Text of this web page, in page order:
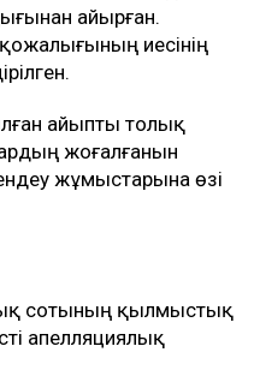
айырған.
иесінің
айыпты толық
жоғалғанын
жұмыстарына өзі
сотының қылмыстық
апелляциялық